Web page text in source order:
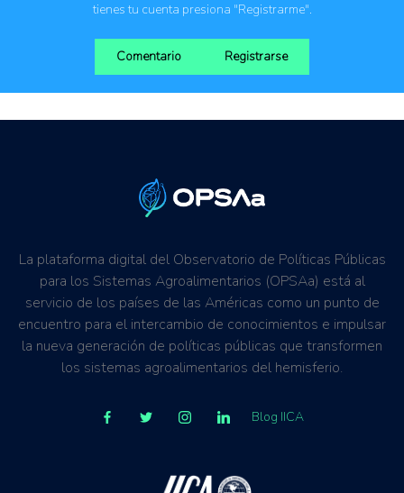
tienes tu cuenta presiona "Registrarme".
Comentario Registrarse
La plataforma digital del Observatorio de Políticas Públicas
para los Sistemas Agroalimentarios (OPSAa) está al
servicio de los países de las Américas como un punto de
encuentro para el intercambio de conocimientos e impulsar
la nueva generación de políticas públicas que transformen
los sistemas agroalimentarios del hemisferio.
Blog IICA